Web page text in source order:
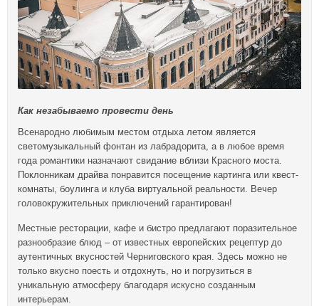
Как незабываемо провести день
Всенародно любимым местом отдыха летом является
светомузыкальный фонтан из лабрадорита, а в любое время
года романтики назначают свидание вблизи Красного моста.
Поклонникам драйва понравится посещение картинга или квест-
комнаты, боулинга и клуба виртуальной реальности. Вечер
головокружительных приключений гарантирован!
Местные ресторации, кафе и бистро предлагают поразительное
разнообразие блюд – от известных европейских рецептур до
аутентичных вкусностей Черниговского края. Здесь можно не
только вкусно поесть и отдохнуть, но и погрузиться в
уникальную атмосферу благодаря искусно созданным
интерьерам.